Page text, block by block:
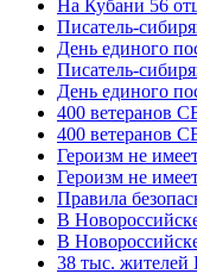
На Кубани 56
Писатель-
День единого
Писатель-
День единого
400 ветеранов
400 ветеранов
Героизм не
Героизм не
Правила
В
В
38 тыс. жителей